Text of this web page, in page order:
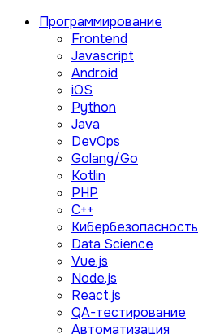
Программирование
Frontend
Javascript
Android
iOS
Python
Java
DevOps
Golang/Go
Kotlin
PHP
C++
Кибербезопасность
Data Science
Vue.js
Node.js
React.js
QA-тестирование
Автоматизация